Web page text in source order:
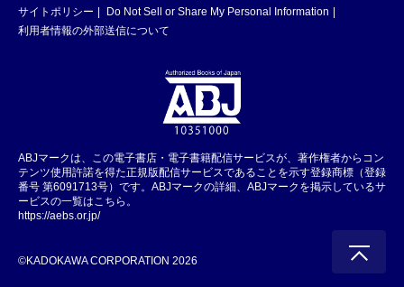
サイトポリシー
Do Not Sell or Share My Personal Information
利用者情報の外部送信について
ABJマークは、この電子書店・電子書籍配信サービスが、著作権者からコン
テンツ使用許諾を得た正規版配信サービスであることを示す登録商標（登録
番号 第6091713号）です。ABJマークの詳細、ABJマークを掲示しているサ
ービスの一覧はこちら。
https://aebs.or.jp/
©KADOKAWA CORPORATION 2026